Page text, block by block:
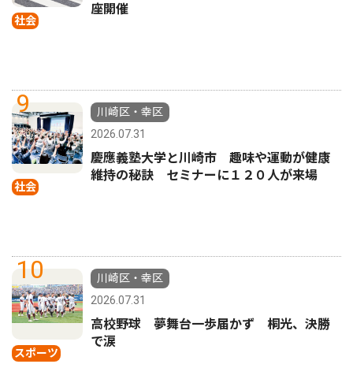
社会
座開催
9
社会
川崎区・幸区
2026.07.31
慶應義塾大学と川崎市 趣味や運動が健康
維持の秘訣 セミナーに１２０人が来場
10
スポーツ
川崎区・幸区
2026.07.31
高校野球 夢舞台一歩届かず 桐光、決勝
で涙